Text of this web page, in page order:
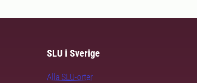
SLU i Sverige
Alla SLU-orter